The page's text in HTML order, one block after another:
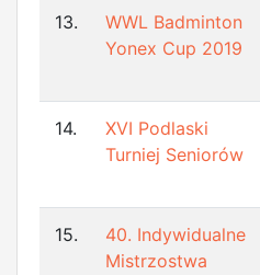
13.
WWL Badminton
Yonex Cup 2019
14.
XVI Podlaski
Turniej Seniorów
15.
40. Indywidualne
Mistrzostwa